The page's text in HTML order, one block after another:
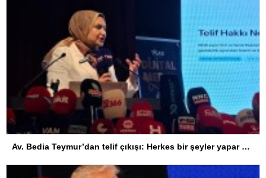
Av. Bedia Teymur’dan telif çıkışı: Herkes bir şeyler yapar ama herkes üretemez